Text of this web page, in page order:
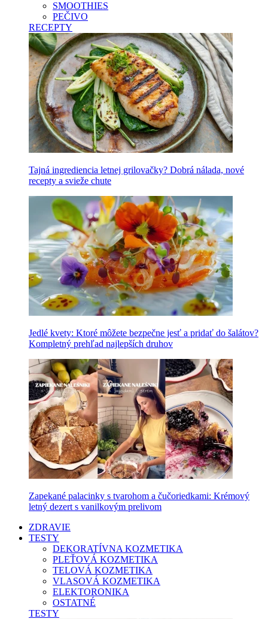
SMOOTHIES
PEČIVO
RECEPTY
Tajná ingrediencia letnej grilovačky? Dobrá nálada, nové
recepty a svieže chute
Jedlé kvety: Ktoré môžete bezpečne jesť a pridať do šalátov?
Kompletný prehľad najlepších druhov
Zapekané palacinky s tvarohom a čučoriedkami: Krémový
letný dezert s vanilkovým prelivom
ZDRAVIE
TESTY
DEKORATÍVNA KOZMETIKA
PLEŤOVÁ KOZMETIKA
TELOVÁ KOZMETIKA
VLASOVÁ KOZMETIKA
ELEKTORONIKA
OSTATNÉ
TESTY